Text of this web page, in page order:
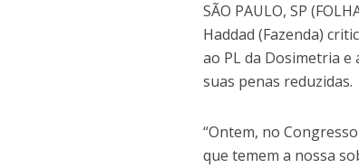
SÃO PAULO, SP
Haddad (Fazenda)
ao PL da Dosimetria
suas penas reduzidas.
“Ontem, no
que temem a nossa